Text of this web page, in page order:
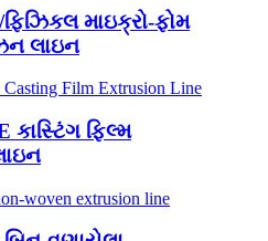
માઇક્રો-ફોમ
લાઇન
કાસ્ટિંગ ફિલ્મ